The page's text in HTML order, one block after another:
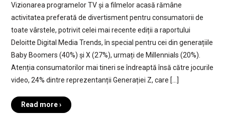
Vizionarea programelor TV și a filmelor acasă rămâne
activitatea preferată de divertisment pentru consumatorii de
toate vârstele, potrivit celei mai recente ediții a raportului
Deloitte Digital Media Trends, în special pentru cei din generațiile
Baby Boomers (40%) și X (27%), urmați de Millennials (20%).
Atenția consumatorilor mai tineri se îndreaptă însă către jocurile
video, 24% dintre reprezentanții Generației Z, care […]
Read more ›